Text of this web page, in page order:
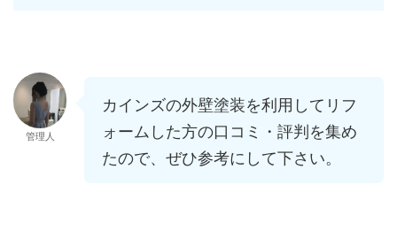
管理人
カインズの外壁塗装を利用してリフ
ォームした方の口コミ・評判を集め
たので、ぜひ参考にして下さい。